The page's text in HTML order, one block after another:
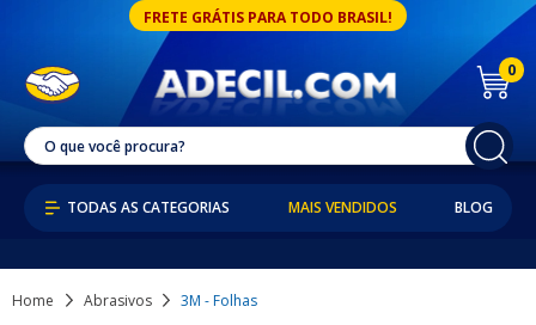
FRETE GRÁTIS PARA TODO BRASIL!
0
MAIS VENDIDOS BLOG
Home Abrasivos 3M - Folhas